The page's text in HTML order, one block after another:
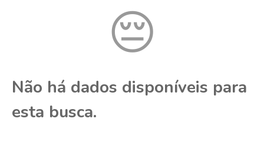
😔
Não há dados disponíveis para
esta busca.